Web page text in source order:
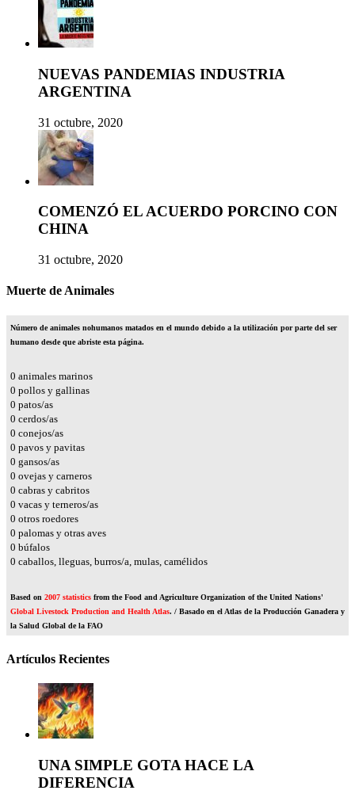
NUEVAS PANDEMIAS INDUSTRIA
ARGENTINA
31 octubre, 2020
COMENZÓ EL ACUERDO PORCINO CON
CHINA
31 octubre, 2020
Muerte de Animales
Número de animales nohumanos matados en el mundo debido a la utilización por parte del ser
humano desde que abriste esta página.
0 animales marinos
0 pollos y gallinas
0 patos/as
0 cerdos/as
0 conejos/as
0 pavos y pavitas
0 gansos/as
0 ovejas y carneros
0 cabras y cabritos
0 vacas y terneros/as
0 otros roedores
0 palomas y otras aves
0 búfalos
0 caballos, lleguas, burros/a, mulas, camélidos
Based on 2007 statistics from the Food and Agriculture Organization of the United Nations'
Global Livestock Production and Health Atlas. / Basado en el Atlas de la Producción Ganadera y
la Salud Global de la FAO
Artículos Recientes
UNA SIMPLE GOTA HACE LA
DIFERENCIA